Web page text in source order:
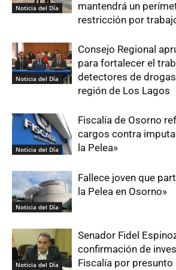
Noticia del Día
mantendrá un
restricción por
Noticia del Día
Consejo Regional
para fortalecer el
detectores de
región de Los Lagos
Noticia del Día
Fiscalía de Osorno
cargos contra
la Pelea»
Noticia del Día
Fallece joven que
la Pelea en Osorno»
Noticia del Día
Senador Fidel
confirmación de
Fiscalía por